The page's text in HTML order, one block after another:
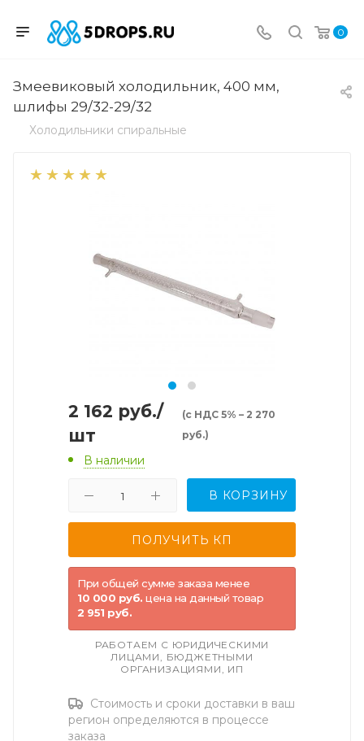
0
Змеевиковый холодильник, 400 мм,
шлифы 29/32-29/32
Холодильники спиральные
2 162 руб./
шт
(с НДС 5% – 2 270
руб.)
В наличии
В КОРЗИНУ
При общей сумме заказа менее
10 000 руб. цена на данный товар
2 951 руб.
РАБОТАЕМ С ЮРИДИЧЕСКИМИ
ЛИЦАМИ, БЮДЖЕТНЫМИ
ОРГАНИЗАЦИЯМИ, ИП
Стоимость и сроки доставки в ваш
регион определяются в процессе
заказа